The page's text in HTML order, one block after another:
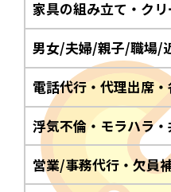
家具の組み立て・ク
男女/夫婦/親子/職場/
電話代行・代理出席
浮気不倫・モラハラ
営業/事務代行・欠員